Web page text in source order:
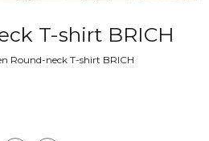
T-shirt BRICH
Round-neck T-shirt BRICH